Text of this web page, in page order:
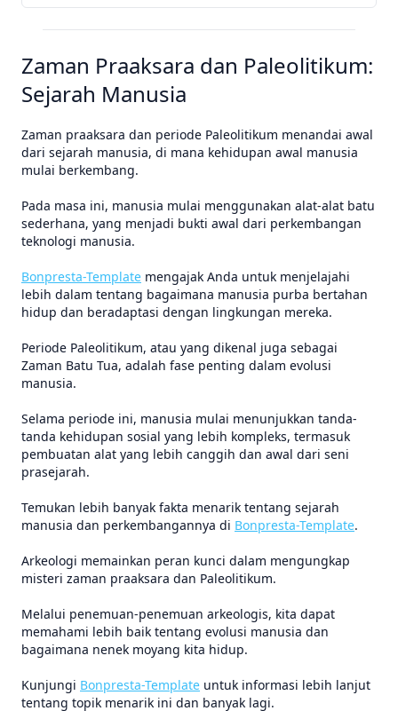
Zaman Praaksara dan Paleolitikum:
Sejarah Manusia
Zaman praaksara dan periode Paleolitikum menandai awal
dari sejarah manusia, di mana kehidupan awal manusia
mulai berkembang.
Pada masa ini, manusia mulai menggunakan alat-alat batu
sederhana, yang menjadi bukti awal dari perkembangan
teknologi manusia.
Bonpresta-Template mengajak Anda untuk menjelajahi
lebih dalam tentang bagaimana manusia purba bertahan
hidup dan beradaptasi dengan lingkungan mereka.
Periode Paleolitikum, atau yang dikenal juga sebagai
Zaman Batu Tua, adalah fase penting dalam evolusi
manusia.
Selama periode ini, manusia mulai menunjukkan tanda-
tanda kehidupan sosial yang lebih kompleks, termasuk
pembuatan alat yang lebih canggih dan awal dari seni
prasejarah.
Temukan lebih banyak fakta menarik tentang sejarah
manusia dan perkembangannya di Bonpresta-Template.
Arkeologi memainkan peran kunci dalam mengungkap
misteri zaman praaksara dan Paleolitikum.
Melalui penemuan-penemuan arkeologis, kita dapat
memahami lebih baik tentang evolusi manusia dan
bagaimana nenek moyang kita hidup.
Kunjungi Bonpresta-Template untuk informasi lebih lanjut
tentang topik menarik ini dan banyak lagi.